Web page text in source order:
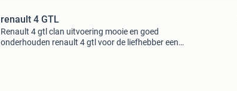
renault 4 GTL
Renault 4 gtl clan uitvoering mooie en goed
onderhouden renault 4 gtl voor de liefhebber een